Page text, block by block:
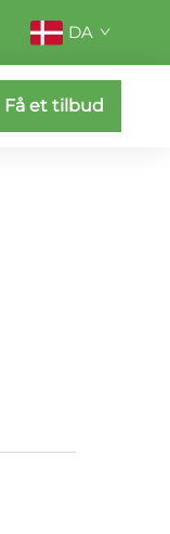
DA
Få et tilbud